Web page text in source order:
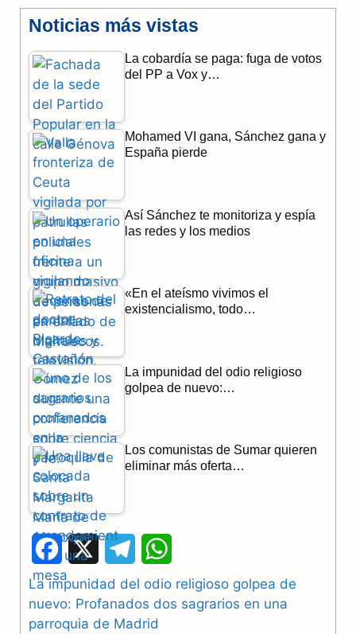
c
e
b
o
o
k
l
e
a
a
t
p
Noticias más vistas
La cobardía se paga: fuga de votos
del PP a Vox y…
Mohamed VI gana, Sánchez gana y
España pierde
Así Sánchez te monitoriza y espía
las redes y los medios
«En el ateísmo vivimos el
existencialismo, todo…
La impunidad del odio religioso
golpea de nuevo:…
Los comunistas de Sumar quieren
eliminar más oferta…
F
a
c
e
l
h
a
La impunidad del odio religioso golpea de
nuevo: Profanados dos sagrarios en una
parroquia de Madrid